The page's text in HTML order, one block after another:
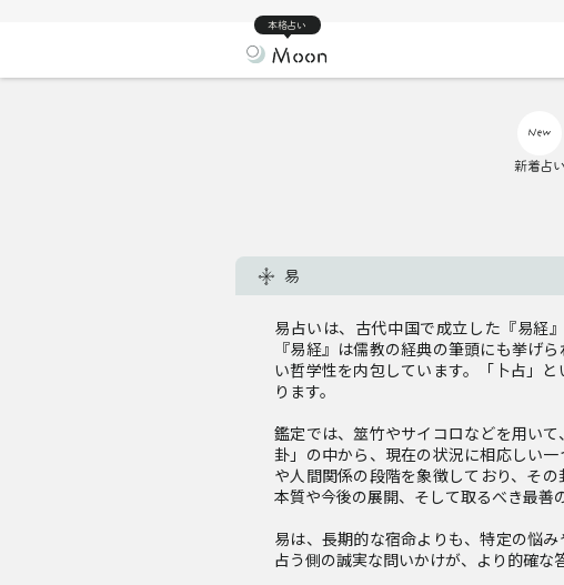
本格占い
新着占い
易
易占いは、古代中国で成立した『易経
『易経』は儒教の経典の筆頭にも挙げ
い哲学性を内包しています。「卜占」
ります。
鑑定では、筮竹やサイコロなどを用い
卦」の中から、現在の状況に相応しい
や人間関係の段階を象徴しており、そ
本質や今後の展開、そして取るべき最善
易は、長期的な宿命よりも、特定の悩
占う側の誠実な問いかけが、より的確な